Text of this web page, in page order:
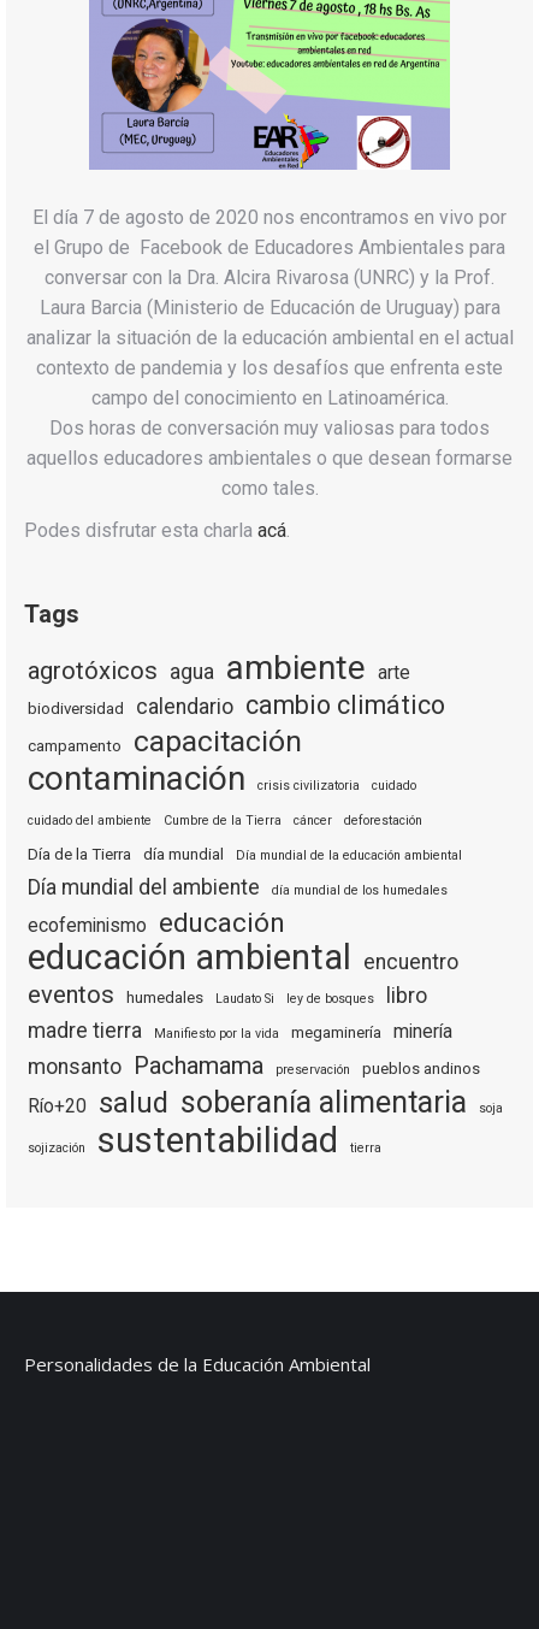
El día 7 de agosto de 2020 nos encontramos en vivo por
el Grupo de Facebook de Educadores Ambientales para
conversar con la Dra. Alcira Rivarosa (UNRC) y la Prof.
Laura Barcia (Ministerio de Educación de Uruguay) para
analizar la situación de la educación ambiental en el actual
contexto de pandemia y los desafíos que enfrenta este
campo del conocimiento en Latinoamérica.
Dos horas de conversación muy valiosas para todos
aquellos educadores ambientales o que desean formarse
como tales.
Podes disfrutar esta charla acá.
Tags
agrotóxicos agua ambiente arte
biodiversidad calendario cambio climático
campamento capacitación
contaminación crisis civilizatoria cuidado
cuidado del ambiente Cumbre de la Tierra cáncer deforestación
Día de la Tierra día mundial Día mundial de la educación ambiental
Día mundial del ambiente día mundial de los humedales
ecofeminismo educación
educación ambiental encuentro
eventos humedales Laudato Si ley de bosques
libro
madre tierra
Manifiesto por la vida megaminería minería
monsanto Pachamama preservación pueblos andinos
Río+20 salud soberanía alimentaria soja
sojización sustentabilidad tierra
Personalidades de la Educación Ambiental